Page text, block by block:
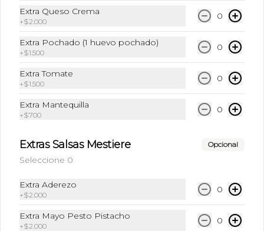
Café Frio + Leche + Hielo + Syrup a
$6.490
Frappuccino Especial
Café + Leche + Hielo triturado + Sabor
Ice Caramel Macchiatto
Shot Ristreto + Leche + Syrup + Hielo
Extra Queso Crema
+$2.000
0
Extra Pochado (1 huevo pochado)
+$1.500
0
Extra Tomate
+$1.500
0
Extra Mantequilla
+$700
0
Extras Salsas Mestiere Opcional
Seleccione 0
Extra Aderezo
+$2.000
0
Extra Mayo Pesto Pistacho
+$2.000
0